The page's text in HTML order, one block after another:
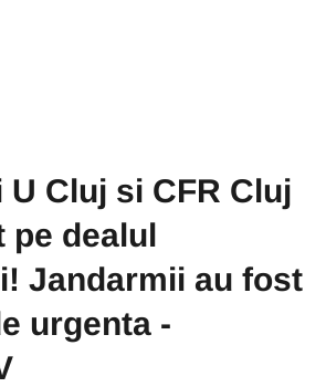
Cluj si CFR Cluj
pe dealul
Jandarmii au fost
urgenta -